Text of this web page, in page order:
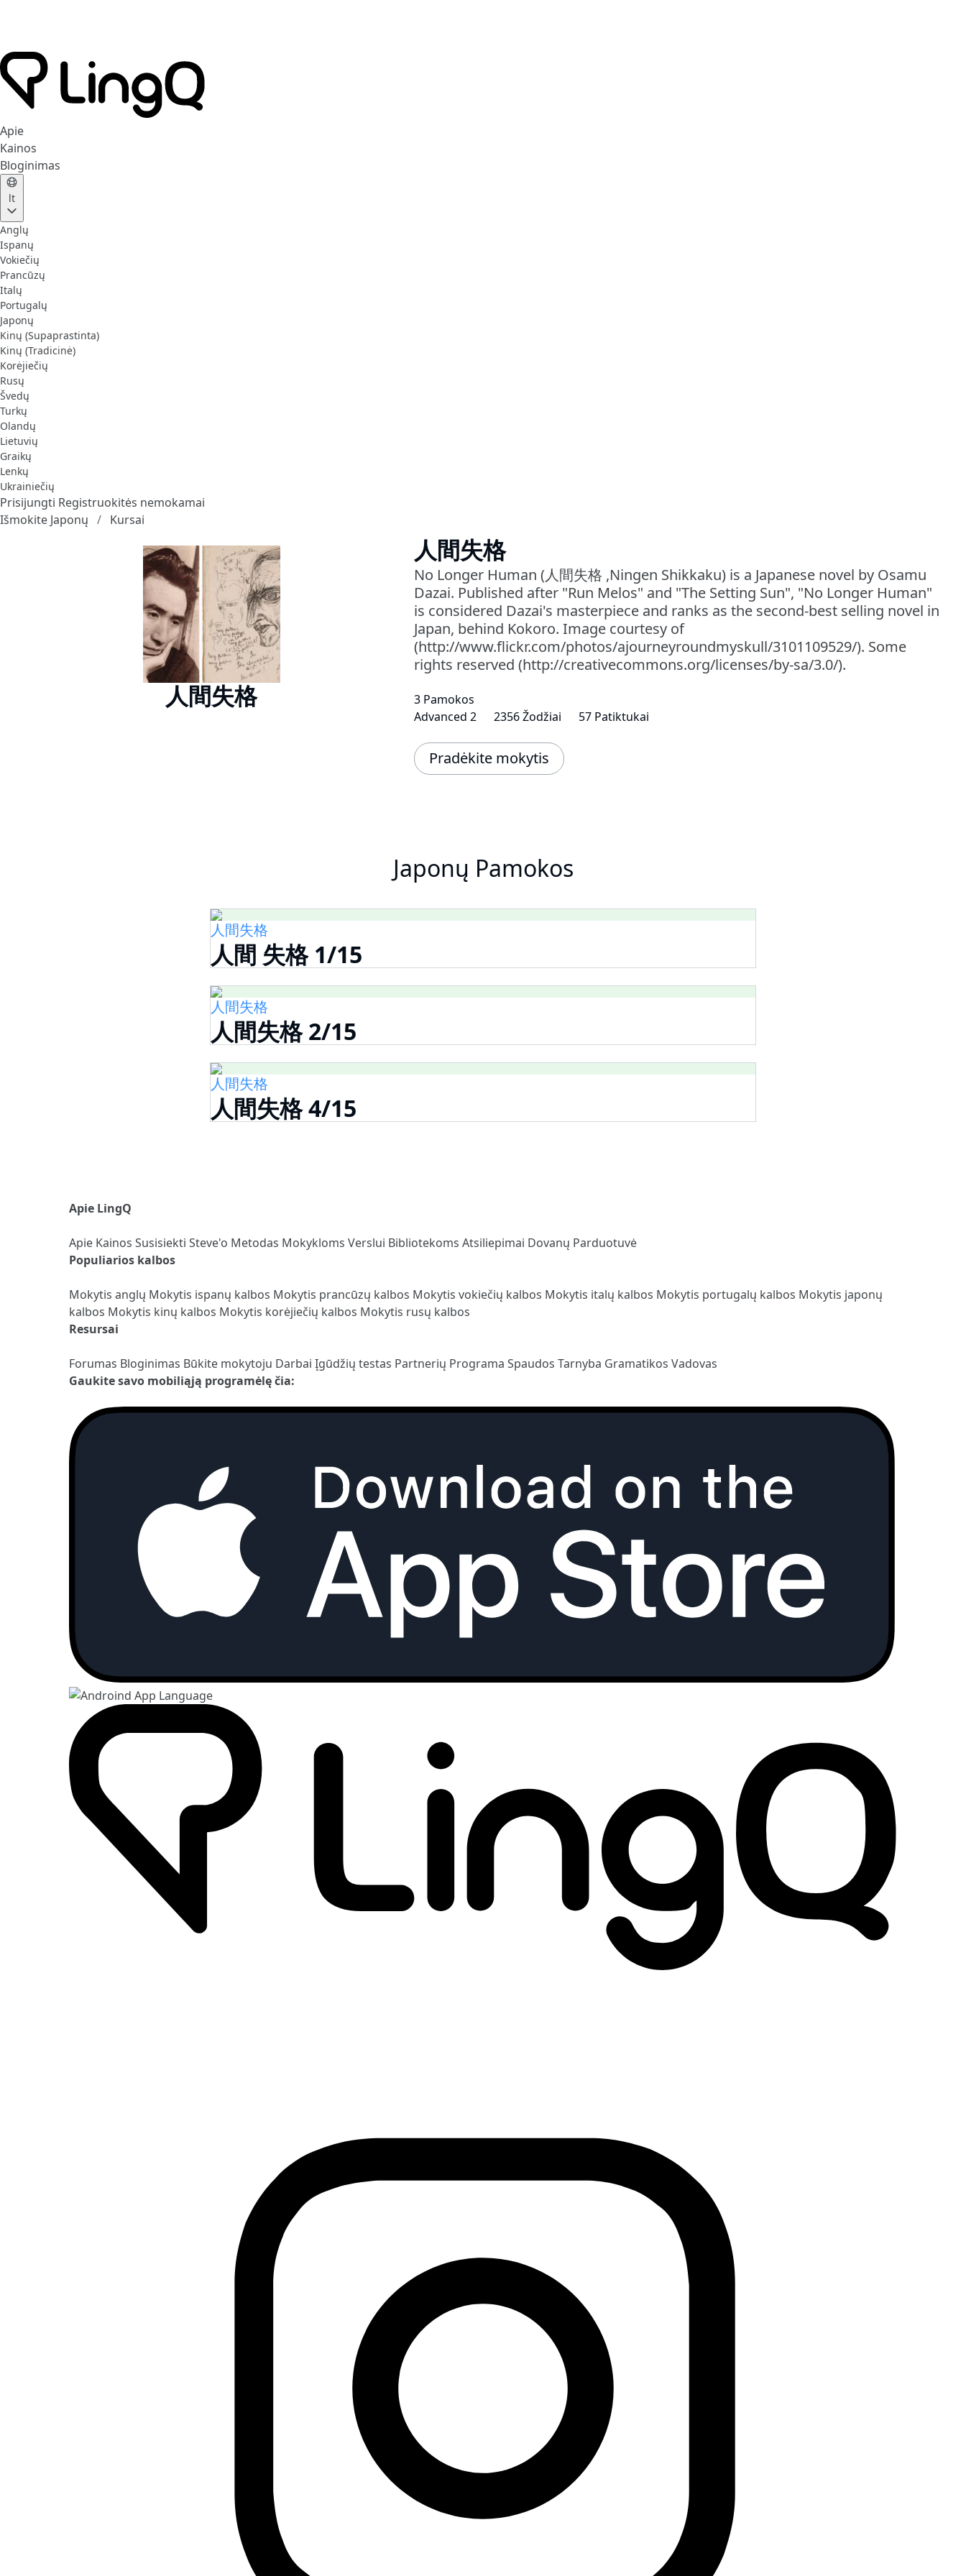
Apie
Kainos
Bloginimas
lt
Anglų
Ispanų
Vokiečių
Prancūzų
Italų
Portugalų
Japonų
Kinų (Supaprastinta)
Kinų (Tradicinė)
Korėjiečių
Rusų
Švedų
Turkų
Olandų
Lietuvių
Graikų
Lenkų
Ukrainiečių
Prisijungti Registruokitės nemokamai
Išmokite Japonų
Kursai
人間失格
人間失格
No Longer Human (人間失格 ,Ningen Shikkaku) is a Japanese novel by Osamu
Dazai. Published after "Run Melos" and "The Setting Sun", "No Longer Human"
is considered Dazai's masterpiece and ranks as the second-best selling novel in
Japan, behind Kokoro. Image courtesy of
(http://www.flickr.com/photos/ajourneyroundmyskull/3101109529/). Some
rights reserved (http://creativecommons.org/licenses/by-sa/3.0/).
3 Pamokos
Advanced 2
2356 Žodžiai 57 Patiktukai
Pradėkite mokytis
Japonų Pamokos
人間失格
人間 失格 1/15
人間失格
人間失格 2/15
人間失格
人間失格 4/15
Apie LingQ
Apie Kainos Susisiekti Steve'o Metodas Mokykloms Verslui Bibliotekoms Atsiliepimai Dovanų Parduotuvė
Populiarios kalbos
Mokytis anglų Mokytis ispanų kalbos Mokytis prancūzų kalbos Mokytis vokiečių kalbos Mokytis italų kalbos Mokytis portugalų kalbos Mokytis japonų
kalbos Mokytis kinų kalbos Mokytis korėjiečių kalbos Mokytis rusų kalbos
Resursai
Forumas Bloginimas Būkite mokytoju Darbai Įgūdžių testas Partnerių Programa Spaudos Tarnyba Gramatikos Vadovas
Gaukite savo mobiliąją programėlę čia: